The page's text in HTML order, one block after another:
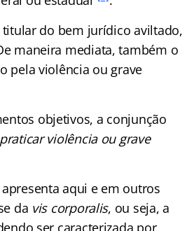
titular do bem jurídico aviltado,
maneira mediata, também o
pela violência ou grave
objetivos, a conjunção
praticar violência ou grave
aqui e em outros
da vis corporalis, ou seja, a
ser caracterizada por